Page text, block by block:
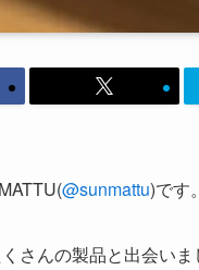
@sunmattu)です。
さんの製品と出会いま